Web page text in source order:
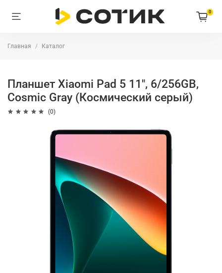
0
Главная Каталог
Планшет Xiaomi Pad 5 11", 6/256GB,
Cosmic Gray (Космический серый)
(0)